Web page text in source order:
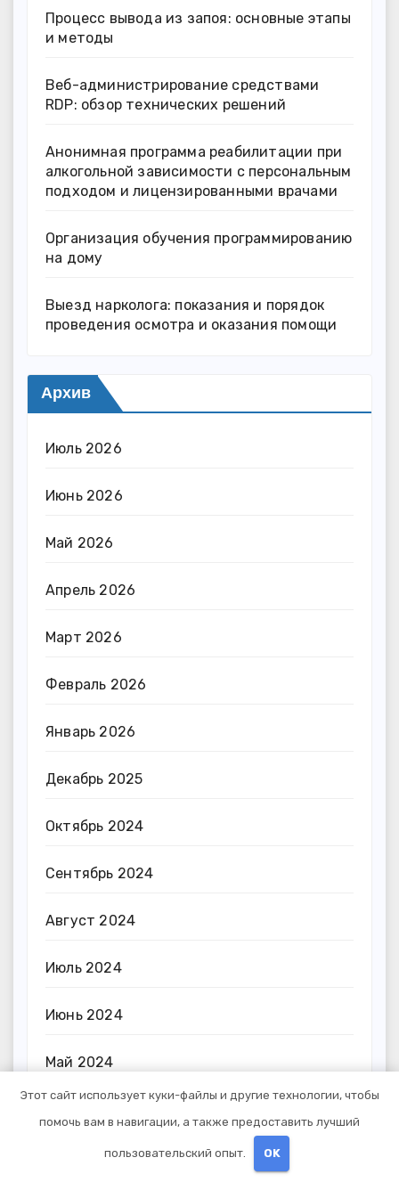
Процесс вывода из запоя: основные этапы
и методы
Веб-администрирование средствами
RDP: обзор технических решений
Анонимная программа реабилитации при
алкогольной зависимости с персональным
подходом и лицензированными врачами
Организация обучения программированию
на дому
Выезд нарколога: показания и порядок
проведения осмотра и оказания помощи
Архив
Июль 2026
Июнь 2026
Май 2026
Апрель 2026
Март 2026
Февраль 2026
Январь 2026
Декабрь 2025
Октябрь 2024
Сентябрь 2024
Август 2024
Июль 2024
Июнь 2024
Май 2024
Март 2024
Этот сайт использует куки-файлы и другие технологии, чтобы
помочь вам в навигации, а также предоставить лучший
пользовательский опыт. OK